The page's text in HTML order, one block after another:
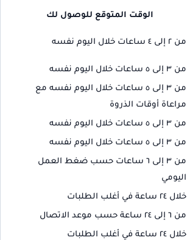
الوقت المتوقع للوصول لك
من ٢ إلى ٤ ساعات خلال اليوم نفسه
من ٣ إلى ٥ ساعات خلال اليوم نفسه
من ٣ إلى ٥ ساعات خلال اليوم نفسه مع
مراعاة أوقات الذروة
من ٣ إلى ٥ ساعات خلال اليوم نفسه
من ٣ إلى ٥ ساعات خلال اليوم نفسه
من ٣ إلى ٦ ساعات حسب ضغط العمل
اليومي
خلال ٢٤ ساعة في أغلب الطلبات
من ٦ إلى ٢٤ ساعة حسب موعد الاتصال
خلال ٢٤ ساعة في أغلب الطلبات